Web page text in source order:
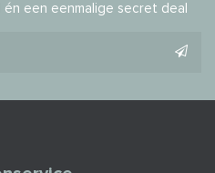
een eenmalige secret deal